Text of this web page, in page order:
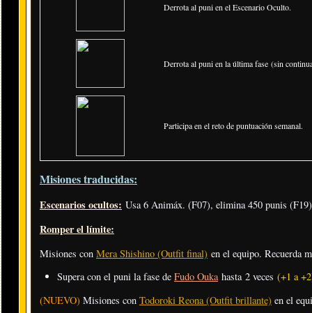
Derrota al puni en el Escenario Oculto.
Derrota al puni en la última fase (sin
Participa en el reto de puntuación semanal.
Misiones traducidas:
Escenarios ocultos: Usa 6 Animáx. (F07), elimina 450 punis
Romper el límite:
Misiones con Mera Shishino (Outfit final) en el equipo. Recuerda
Supera con el puni la fase de Fudo Oukahasta 2 veces (+1 a
(NUEVO) Misiones con Todoroki Reona (Outfit brillante) en el